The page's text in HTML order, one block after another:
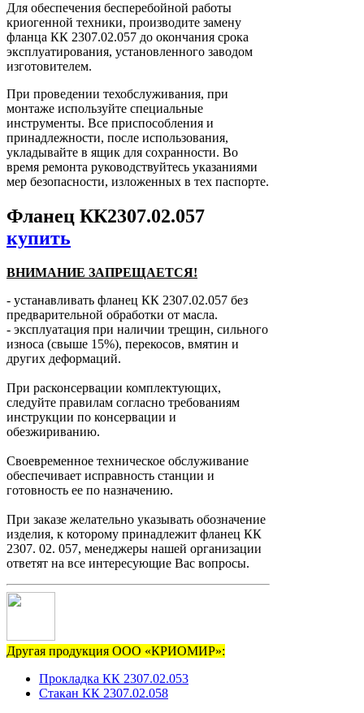
Для обеспечения бесперебойной работы
криогенной техники, производите замену
фланца КК 2307.02.057 до окончания срока
эксплуатирования, установленного заводом
изготовителем.
При проведении техобслуживания, при
монтаже используйте специальные
инструменты. Все приспособления и
принадлежности, после использования,
укладывайте в ящик для сохранности. Во
время ремонта руководствуйтесь указаниями
мер безопасности, изложенных в тех паспорте.
Фланец КК2307.02.057
купить
ВНИМАНИЕ ЗАПРЕЩАЕТСЯ!
- устанавливать фланец КК 2307.02.057 без
предварительной обработки от масла.
- эксплуатация при наличии трещин, сильного
износа (свыше 15%), перекосов, вмятин и
других деформаций.
При расконсервации комплектующих,
следуйте правилам согласно требованиям
инструкции по консервации и
обезжириванию.
Своевременное техническое обслуживание
обеспечивает исправность станции и
готовность ее по назначению.
При заказе желательно указывать обозначение
изделия, к которому принадлежит фланец КК
2307. 02. 057, менеджеры нашей организации
ответят на все интересующие Вас вопросы.
Другая продукция ООО «КРИОМИР»:
Прокладка КК 2307.02.053
Стакан КК 2307.02.058